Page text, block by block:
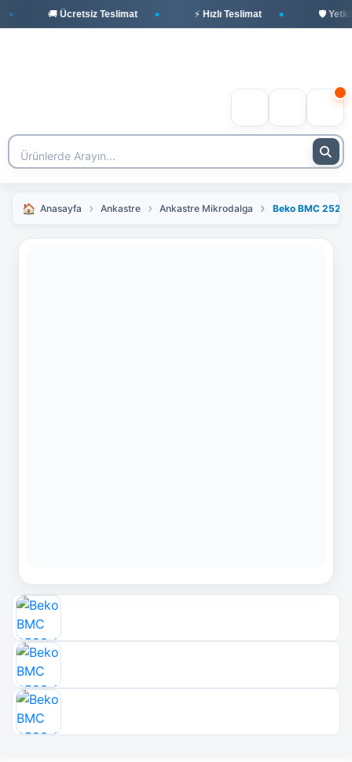
🚚 Ücretsiz Teslimat ⚡ Hızlı Teslimat 🛡️ Yetkili
Anasayfa Ankastre Ankastre Mikrodalga Beko BMC